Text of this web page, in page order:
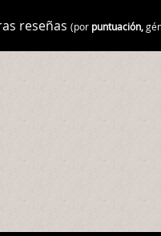
reseñas (por puntuación,